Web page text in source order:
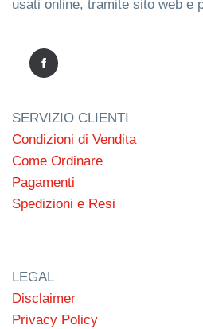
usati online, tramite sito web e
SERVIZIO CLIENTI
Condizioni di Vendita
Come Ordinare
Pagamenti
Spedizioni e Resi
LEGAL
Disclaimer
Privacy Policy